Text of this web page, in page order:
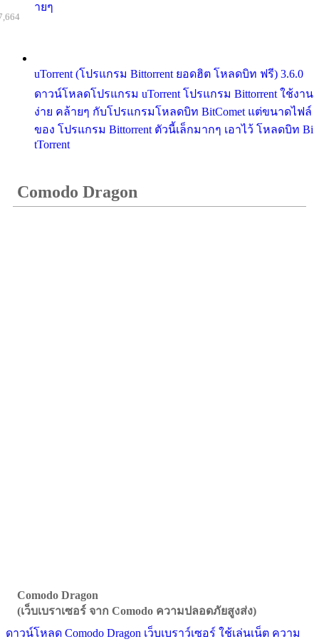
ายๆ
uTorrent (โปรแกรม Bittorrent ยอดฮิต โหลดบิท ฟรี) 3.6.0
ดาวน์โหลดโปรแกรม uTorrent โปรแกรม Bittorrent ใช้งาน
ง่าย คล้ายๆ กับโปรแกรมโหลดบิท BitComet แต่ขนาดไฟล์
ของ โปรแกรม Bittorrent ตัวนี้เล็กมากๆ เอาไว้ โหลดบิท Bi
tTorrent
Comodo Dragon
Comodo Dragon
(เว็บเบราเซอร์ จาก Comodo ความปลอดภัยสูงส่ง)
ดาวน์โหลด Comodo Dragon เว็บเบราว์เซอร์ ใช้เล่นเน็ต ความ